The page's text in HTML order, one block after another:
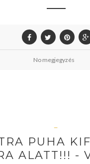
No megjegyzés
—
PUHA
ALATT!!! -